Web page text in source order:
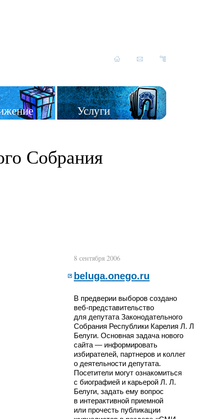
Услуги
Собрания
8 сентября 2006
beluga.onego.ru
В предверии выборов создано
веб-представительство
для депутата Законодательного
Собрания Республики Карелия Л. Л.
Белуги. Основная задача нового
сайта — информировать
избирателей, партнеров и коллег
о деятельности депутата.
Посетители могут ознакомиться
с биографией и карьерой Л. Л.
Белуги, задать ему вопрос
в интерактивной приемной
или прочесть публикации